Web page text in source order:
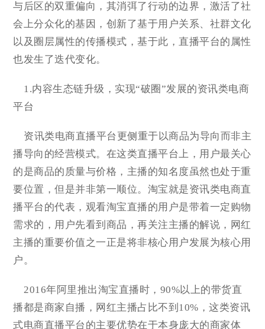
与后区的双重偏向，其消弭了行动的边界，激活了社
会上分众化的基因，创新了基于用户关系、社群文化
以及圈层属性的传播模式，基于此，直播平台的属性
也发生了迭代变化。
1.内容生态链升级，实现“破圈”发展的资讯类电商
平台
资讯类电商直播平台更侧重于以商品为导向而非主
播导向的经营模式。在这类直播平台上，用户最关心
的是商品的质量与价格，主播的知名度虽然也处于重
要位置，但是并非第一顺位。淘宝就是资讯类电商直
播平台的代表，观看淘宝直播的用户是带着一定购物
需求的，用户先看到商品，再关注主播的解说，网红
主播的重要价值之一正是将非核心用户发展为核心用
户。
2016年阿里推出淘宝直播时，90%以上的带货直
播都是商家自播，网红主播占比不到10%，这类资讯
式电商直播平台的主要优势在于本身庞大的商家体